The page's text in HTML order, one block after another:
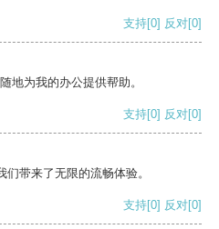
支持[0] 反对[0]
地为我的办公提供帮助。
支持[0] 反对[0]
带来了无限的流畅体验。
支持[0] 反对[0]